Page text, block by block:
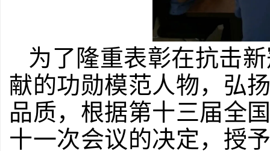
为了隆重表彰在抗击
献的功勋模范人物，弘
品质，根据第十三届全
十一次会议的决定，授